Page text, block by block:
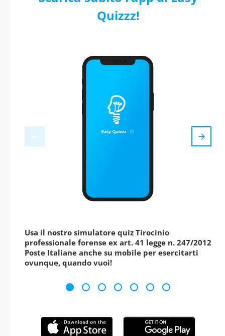
Quizzz!
Usa il nostro simulatore quiz Tirocinio
professionale forense ex art. 41 legge n. 247/2012
Poste Italiane anche su mobile per esercitarti
ovunque, quando vuoi!